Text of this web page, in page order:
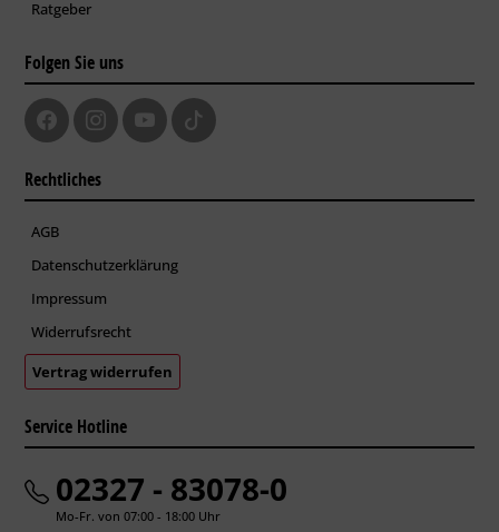
Ratgeber
Folgen Sie uns
Rechtliches
AGB
Datenschutzerklärung
Impressum
Widerrufsrecht
Vertrag widerrufen
Service Hotline
02327 - 83078-0
Mo-Fr. von 07:00 - 18:00 Uhr